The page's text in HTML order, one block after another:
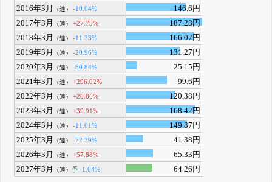
2016年3月
（連） -10.04%
146.6円
2017年3月
（連） +27.75%
187.28円
2018年3月
（連） -11.33%
166.07円
2019年3月
（連） -20.96%
131.27円
2020年3月
（連） -80.84%
25.15円
2021年3月
（連） +296.02%
99.6円
2022年3月
（連） +20.86%
120.38円
2023年3月
（連） +39.91%
168.42円
2024年3月
（連） -11.01%
149.87円
2025年3月
（連） -72.39%
41.38円
2026年3月
（連） +57.88%
65.33円
2027年3月
（連）予-1.64% 64.26円